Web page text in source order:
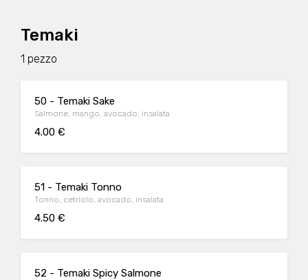
Temaki
1 pezzo
50 - Temaki Sake
Salmone, mango, avocado, insalata
4.00 €
51 - Temaki Tonno
Tonno, cetriolo, avocado, insalata
4.50 €
52 - Temaki Spicy Salmone